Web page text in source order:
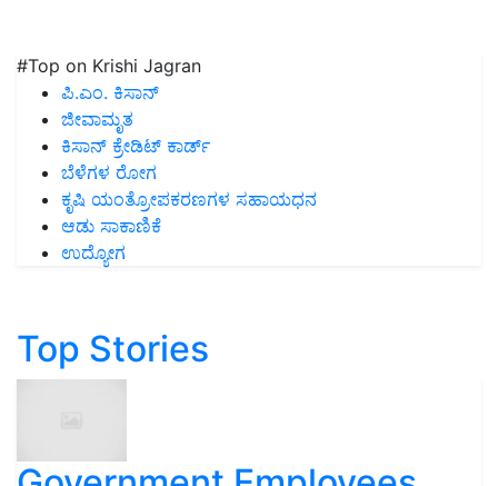
#Top on Krishi Jagran
ಪಿ.ಎಂ. ಕಿಸಾನ್
ಜೀವಾಮೃತ
ಕಿಸಾನ್ ಕ್ರೇಡಿಟ್ ಕಾರ್ಡ್
ಬೆಳೆಗಳ ರೋಗ
ಕೃಷಿ ಯಂತ್ರೋಪಕರಣಗಳ ಸಹಾಯಧನ
ಆಡು ಸಾಕಾಣಿಕೆ
ಉದ್ಯೋಗ
Top Stories